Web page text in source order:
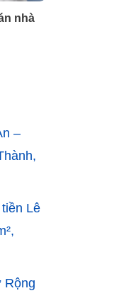
nhà
–
Lê
Rộng